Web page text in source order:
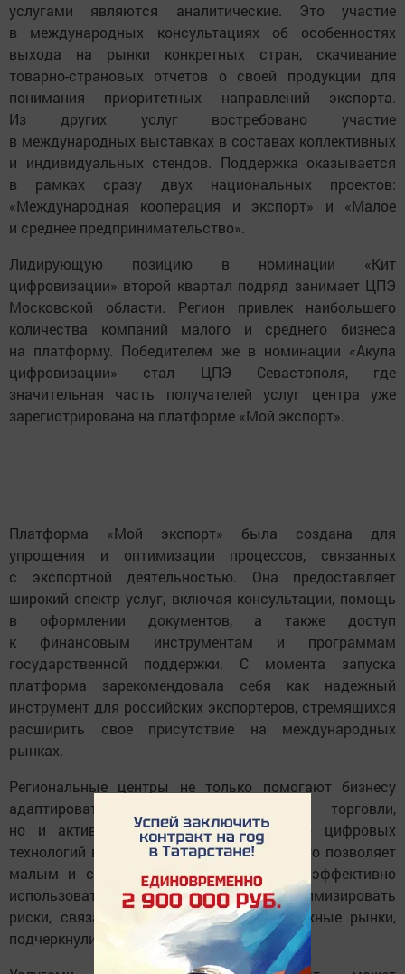
услугами являются аналитические. Это участие
в международных консультациях об особенностях
выхода на рынки конкретных стран, скачивание
товарно-страновых отчетов о своей продукции для
понимания приоритетных направлений экспорта.
Из других услуг востребовано участие
в международных выставках в составах коллективных
и индивидуальных стендов. Поддержка оказывается
в рамках сразу двух национальных проектов:
«Международная кооперация и экспорт» и «Малое
и среднее предпринимательство».
Лидирующую позицию в номинации «Кит
цифровизации» второй квартал подряд занимает ЦПЭ
Московской области. Регион привлек наибольшего
количества компаний малого и среднего бизнеса
на платформу. Победителем же в номинации «Акула
цифровизации» стал ЦПЭ Севастополя, где
значительная часть получателей услуг центра уже
зарегистрирована на платформе «Мой экспорт».
Платформа «Мой экспорт» была создана для
упрощения и оптимизации процессов, связанных
с экспортной деятельностью. Она предоставляет
широкий спектр услуг, включая консультации, помощь
в оформлении документов, а также доступ
к финансовым инструментам и программам
государственной поддержки. С момента запуска
платформа зарекомендовала себя как надежный
инструмент для российских экспортеров, стремящихся
расширить свое присутствие на международных
рынках.
Региональные центры не только помогают бизнесу
адаптироваться к условиям внешней торговли,
но и активно способствуют внедрению цифровых
технологий в экспортную деятельность. Это позволяет
малым и средним предприятиям более эффективно
использовать доступные ресурсы и минимизировать
риски, связанные с выходом на зарубежные рынки,
подчеркнули в министерстве.